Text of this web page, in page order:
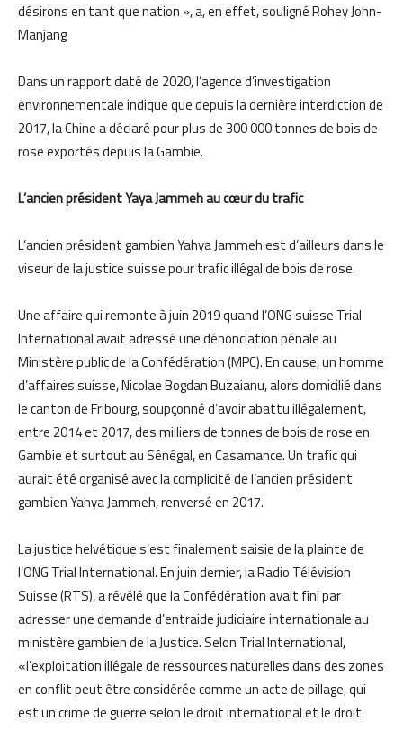
désirons en tant que nation », a, en effet, souligné Rohey John-
Manjang
Dans un rapport daté de 2020, l’agence d’investigation
environnementale indique que depuis la dernière interdiction de
2017, la Chine a déclaré pour plus de 300 000 tonnes de bois de
rose exportés depuis la Gambie.
L’ancien président Yaya Jammeh au cœur du trafic
L’ancien président gambien Yahya Jammeh est d’ailleurs dans le
viseur de la justice suisse pour trafic illégal de bois de rose.
Une affaire qui remonte à juin 2019 quand l’ONG suisse Trial
International avait adressé une dénonciation pénale au
Ministère public de la Confédération (MPC). En cause, un homme
d’affaires suisse, Nicolae Bogdan Buzaianu, alors domicilié dans
le canton de Fribourg, soupçonné d’avoir abattu illégalement,
entre 2014 et 2017, des milliers de tonnes de bois de rose en
Gambie et surtout au Sénégal, en Casamance. Un trafic qui
aurait été organisé avec la complicité de l’ancien président
gambien Yahya Jammeh, renversé en 2017.
La justice helvétique s’est finalement saisie de la plainte de
l’ONG Trial International. En juin dernier, la Radio Télévision
Suisse (RTS), a révélé que la Confédération avait fini par
adresser une demande d’entraide judiciaire internationale au
ministère gambien de la Justice. Selon Trial International,
«l’exploitation illégale de ressources naturelles dans des zones
en conflit peut être considérée comme un acte de pillage, qui
est un crime de guerre selon le droit international et le droit